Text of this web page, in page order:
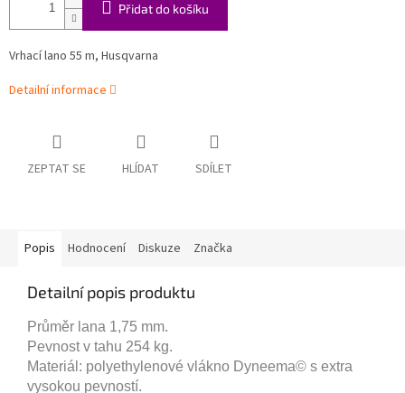
Přidat do košíku
Vrhací lano 55 m, Husqvarna
Detailní informace
ZEPTAT SE HLÍDAT SDÍLET
Popis Hodnocení Diskuze Značka
Detailní popis produktu
Průměr lana 1,75 mm.
Pevnost v tahu 254 kg.
Materiál: polyethylenové vlákno Dyneema© s extra
vysokou pevností.